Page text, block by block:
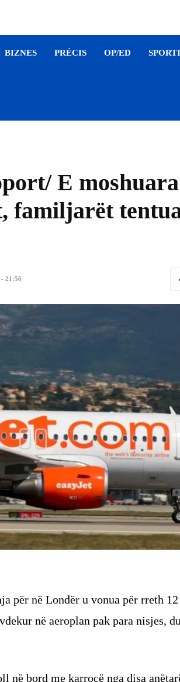
BIZNES PRÉCIS OP/ED SPORTI
E
21:56
për në Londër u vonua për rreth
në aeroplan pak para nisjes,
në bord me karrocë nga disa